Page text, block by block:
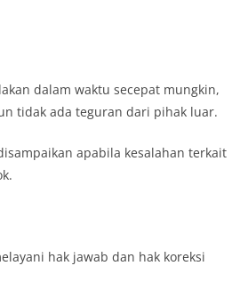
dalam waktu secepat mungkin,
tidak ada teguran dari pihak luar.
apabila kesalahan terkait
hak jawab dan hak koreksi